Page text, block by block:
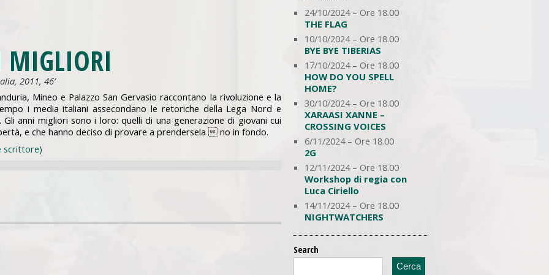
2011, 46’
Mineo e Palazzo San Gervasio raccontano la rivoluzione e la
i media italiani assecondano le retoriche della Lega Nord e
Gli anni migliori sono i loro: quelli di una generazione di giovani cui
e che hanno deciso di provare a prendersela  no in fondo.
scrittore)
24/10/2024 – Ore 18.00
THE FLAG
10/10/2024 – Ore 18.00
BYE BYE TIBERIAS
17/10/2024 – Ore 18.00
HOW DO YOU SPELL
HOME?
30/10/2024 – Ore 18.00
XARAASI XANNE –
CROSSING VOICES
6/11/2024 – Ore 18.00
2G
12/11/2024 – Ore 18.00
Workshop di regia con
Luca Ciriello
14/11/2024 – Ore 18.00
NIGHTWATCHERS
Search